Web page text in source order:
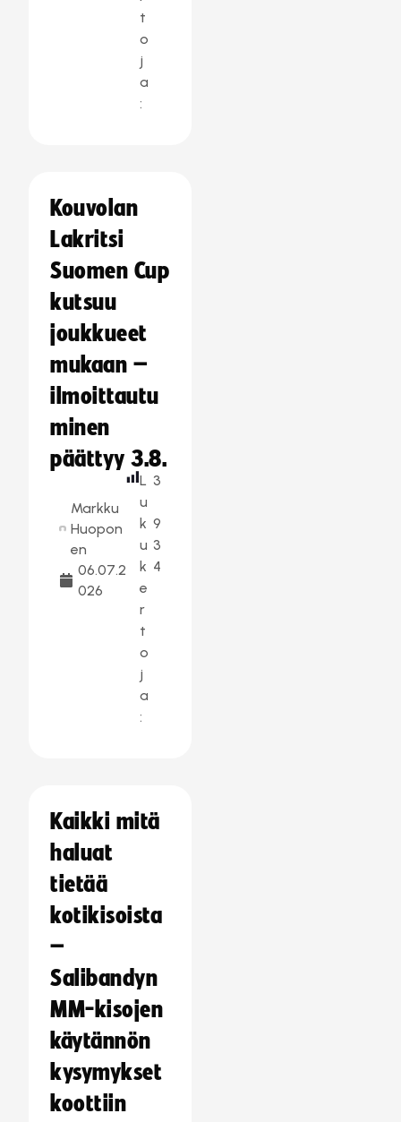
t
o
j
a
:
Kouvolan
Lakritsi
Suomen Cup
kutsuu
joukkueet
mukaan –
ilmoittautu
minen
päättyy 3.8.
Markku
Huopon
en
06.07.2
026
L
u
k
u
k
e
r
t
o
j
a
:
3
9
3
4
Kaikki mitä
haluat
tietää
kotikisoista
–
Salibandyn
MM-kisojen
käytännön
kysymykset
koottiin